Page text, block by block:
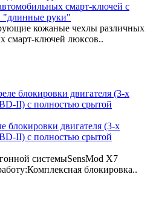
смарт-ключей с
"длинные руки"
кожаные чехлы различных
смарт-ключей люксов..
блокировки двигателя (3-х
II) с полностью срытой
системыSensMod X7
блокировка..